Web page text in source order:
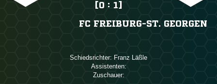
[0 : 1]
FC FREIBURG-ST. GEORGEN
Schiedsrichter:  
Assistenten:
Zuschauer: